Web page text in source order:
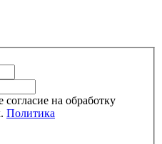
на обработку
Политика